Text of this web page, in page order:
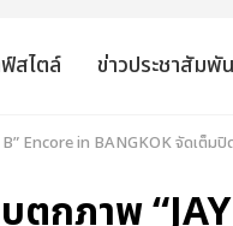
สไตล์ ข่าวประชาสัมพั
B” Encore in BANGKOK จัดเต็
ตกภาพ